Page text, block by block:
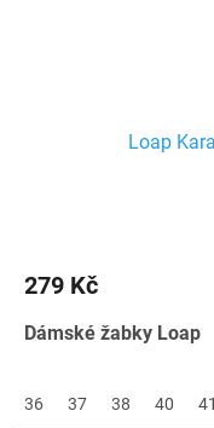
Loap
279 Kč
Dámské žabky Loap
36 37 38 40 41